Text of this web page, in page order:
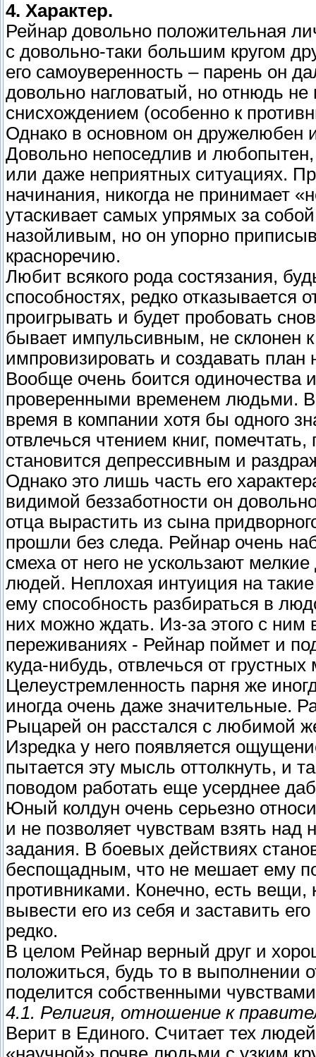
4. Характер.
Рейнар довольно положительная
с довольно-таки большим кругом
его самоуверенность – парень он
довольно нагловатый, но отнюдь
снисхождением (особенно к
Однако в основном он дружелюбен
Довольно непоседлив и любопытен,
или даже неприятных ситуациях.
начинания, никогда не принимает
утаскивает самых упрямых за
назойливым, но он упорно
красноречию.
Любит всякого рода состязания,
способностях, редко
проигрывать и будет пробовать
бывает импульсивным, не склонен
импровизировать и создавать план
Вообще очень боится одиночества
проверенными временем людьми.
время в компании хотя бы одного
отвлечься чтением книг,
становится депрессивным и
Однако это лишь часть его
видимой беззаботности он
отца вырастить из сына
прошли без следа. Рейнар очень
смеха от него не ускользают
людей. Неплохая интуиция на
ему способность разбираться в
них можно ждать. Из-за этого с ним
переживаниях - Рейнар поймет и
куда-нибудь, отвлечься от
Целеустремленность парня же
иногда очень даже значительные.
Рыцарей он расстался с любимой
Изредка у него появляется
пытается эту мысль оттолкнуть, и
поводом работать еще усерднее
Юный колдун очень серьезно
и не позволяет чувствам взять
задания. В боевых действиях
беспощадным, что не мешает ему
противниками. Конечно, есть
вывести его из себя и заставить
редко.
В целом Рейнар верный друг и
положиться, будь то в выполнении
поделится собственными
4.1. Религия, отношение к
Верит в Единого. Считает тех